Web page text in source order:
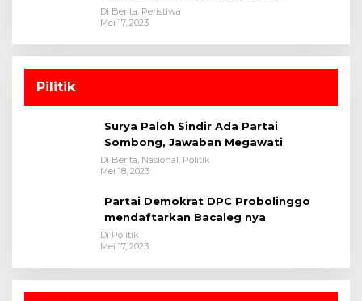
Di Berita, Peristiwa
Mei 17, 2023
Pilitik
Surya Paloh Sindir Ada Partai
Sombong, Jawaban Megawati
Di Berita, Nasional, Politik
Mei 18, 2023
Partai Demokrat DPC Probolinggo
mendaftarkan Bacaleg nya
Di Politik
Mei 17, 2023